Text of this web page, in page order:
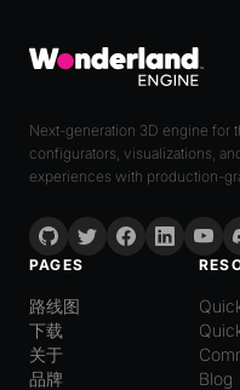
Next-generation 3D engine for
configurators, visualizations,
experiences with production-
PAGES
路线图
下载
关于
品牌
Blog